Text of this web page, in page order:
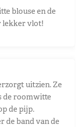
blouse en de
lekker vlot!
uitzien. Ze
de roomwitte
de pijp.
de band van de